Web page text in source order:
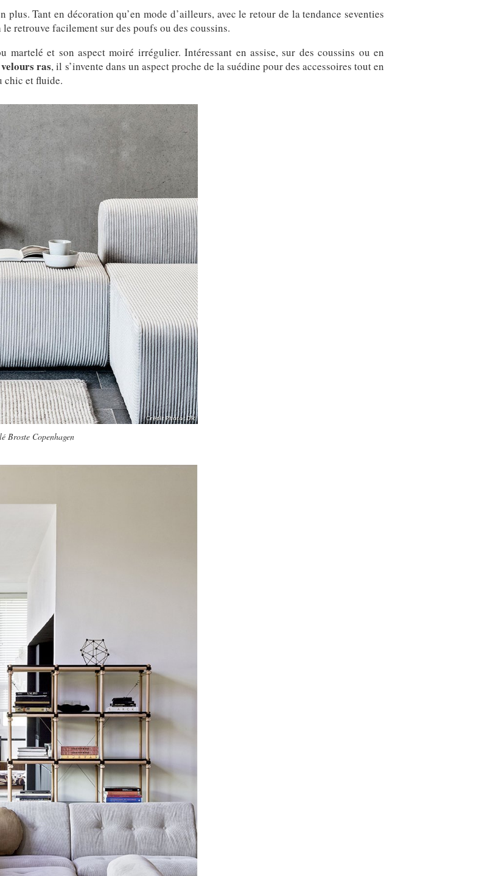
plus. Tant en décoration qu’en mode d’ailleurs, avec le retour de la tendance seventies
retrouve facilement sur des poufs ou des coussins.
martelé et son aspect moiré irrégulier. Intéressant en assise, sur des coussins ou en
velours ras, il s’invente dans un aspect proche de la suédine pour des accessoires tout en
chic et fluide.
Broste Copenhagen